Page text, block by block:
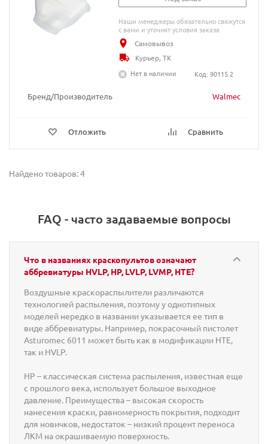
Бренд/Производитель Walmec
Отложить Сравнить
Наши менеджеры обязательно свяжутся
с вами и уточнят условия заказа
Самовывоз
Курьер, ТК
Нет в наличии
Код: 90115.2
Найдено товаров: 4
FAQ - часто задаваемые вопросы
Что в названиях краскопультов означают
аббревиатуры HVLP, HP, LVLP, LVMP, HTE?
Воздушные краскораспылители различаются
технологией распыления, поэтому у однотипных
моделей нередко в названии указывается ее тип в
виде аббревиатуры. Например, покрасочный пистолет
Asturomec 6011 может быть как в модификации HTE,
так и HVLP.
HP – классическая система распыления, известная еще
с прошлого века, использует большое выходное
давление. Преимущества – высокая скорость
нанесения краски, равномерность покрытия, подходит
для новичков, недостаток – низкий процент переноса
ЛКМ на окрашиваемую поверхность.